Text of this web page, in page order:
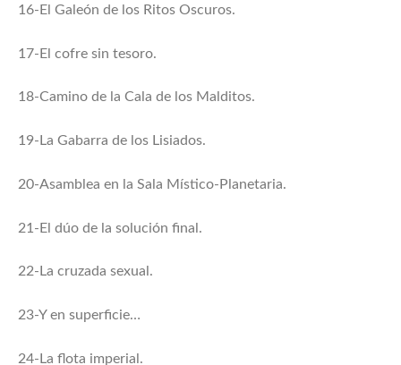
16-El Galeón de los Ritos Oscuros.
17-El cofre sin tesoro.
18-Camino de la Cala de los Malditos.
19-La Gabarra de los Lisiados.
20-Asamblea en la Sala Místico-Planetaria.
21-El dúo de la solución final.
22-La cruzada sexual.
23-Y en superficie…
24-La flota imperial.